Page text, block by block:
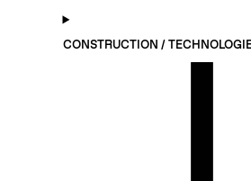
CONSTRUCTION /